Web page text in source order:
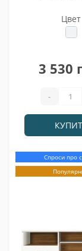
Цвет
3 530
-
Спроси про